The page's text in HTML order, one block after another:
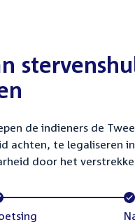
de indieners de
achten, te legaliseren
door het